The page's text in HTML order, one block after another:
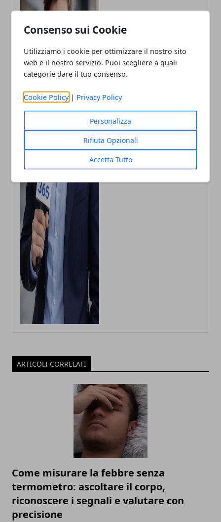
Consenso sui Cookie
Utilizziamo i cookie per ottimizzare il nostro sito
web e il nostro servizio. Puoi scegliere a quali
categorie dare il tuo consenso.
Cookie Policy | Privacy Policy
Personalizza
Rifiuta Opzionali
Accetta Tutto
Andrea Bianchi
Autore di articoli di attualità, casa e
tech porto in Italia le ultime novità.
ARTICOLI CORRELATI
Come misurare la febbre senza
termometro: ascoltare il corpo,
riconoscere i segnali e valutare con
precisione